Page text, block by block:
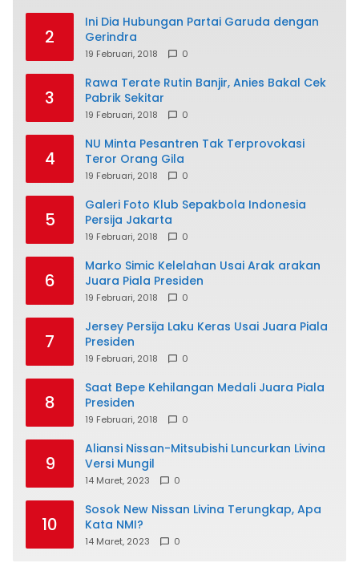
2
Ini Dia Hubungan Partai Garuda dengan
Gerindra
19 Februari, 2018 0
3
Rawa Terate Rutin Banjir, Anies Bakal Cek
Pabrik Sekitar
19 Februari, 2018 0
4
NU Minta Pesantren Tak Terprovokasi
Teror Orang Gila
19 Februari, 2018 0
5
Galeri Foto Klub Sepakbola Indonesia
Persija Jakarta
19 Februari, 2018 0
6
Marko Simic Kelelahan Usai Arak arakan
Juara Piala Presiden
19 Februari, 2018 0
7
Jersey Persija Laku Keras Usai Juara Piala
Presiden
19 Februari, 2018 0
8
Saat Bepe Kehilangan Medali Juara Piala
Presiden
19 Februari, 2018 0
9
Aliansi Nissan-Mitsubishi Luncurkan Livina
Versi Mungil
14 Maret, 2023 0
10
Sosok New Nissan Livina Terungkap, Apa
Kata NMI?
14 Maret, 2023 0